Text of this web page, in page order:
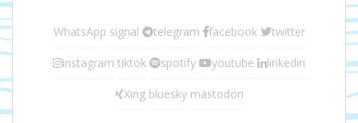
WhatsApp signal telegram facebook twitter
instagram tiktok spotify youtube linkedin
Xing bluesky mastodon